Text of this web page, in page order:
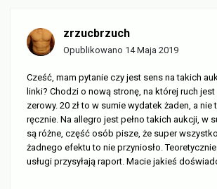
zrzucbrzuch
Opublikowano 14 Maja 2019
Cześć, mam pytanie czy jest sens na takich
linki? Chodzi o nową stronę, na której ruch
zerowy. 20 zł to w sumie wydatek żaden, a
ręcznie. Na allegro jest pełno takich aukcji, w
są różne, część osób pisze, że super
żadnego efektu to nie przyniosło.
usługi przysyłają raport. Macie jakieś